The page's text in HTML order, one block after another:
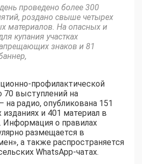
проведено более 300
роздано свыше четырех
материалов. На опасных и
купания участках
знаков и 81
профилактической
70 выступлений на
на радио, опубликована 151
и 401 материал в
Информация о правилах
размещается в
а также распространяется
WhatsApp-чатах.